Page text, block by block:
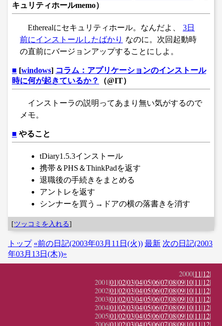
キュリティホールmemo）
Etherealにセキュリティホール。なんだよ、
3日
前にインストールしたばかり なのに。次回起動時
の直前にバージョンアップすることにしよ。
■ [windows] コラム：アプリケーションのインストール
時に何が起きているか？
（@IT）
インストーラの説明ってあまり無い気がするので
メモ。
■ やること
tDiary1.5.3インストール
携帯＆PHS＆ThinkPadを返す
退職後の手続きをまとめる
アントレを返す
シンナーを買う→ドアの横の落書きを消す
[ツッコミを入れる]
トップ «前の日記(2003年03月11日(火)) 最新 次の日記(2003
年03月13日(木))»
2000|11|12|
2001|01|02|03|04|05|06|07|08|09|10|11|12|
2002|01|02|03|04|05|06|07|08|09|10|11|12|
2003|01|02|03|04|05|06|07|08|09|10|11|12|
2004|01|02|03|04|05|06|07|08|09|10|11|12|
2005|01|02|03|04|05|06|07|08|09|10|11|12|
2006|01|02|03|04|05|06|07|08|09|10|11|12|